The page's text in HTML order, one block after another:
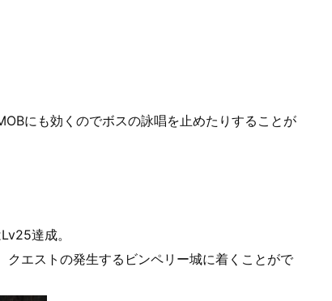
にも効くのでボスの詠唱を止めたりすることが
達成。
エストの発生するビンペリー城に着くことがで